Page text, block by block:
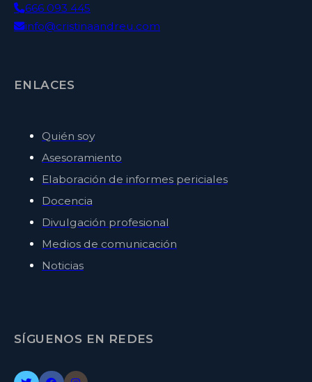
666 093 445
info@cristinaandreu.com
ENLACES
Quién soy
Asesoramiento
Elaboración de informes periciales
Docencia
Divulgación profesional
Medios de comunicación
Noticias
SÍGUENOS EN REDES